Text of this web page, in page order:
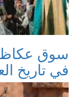
سوق
في تاريخ